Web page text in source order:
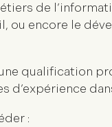
de
ou encore le
qualification
d’expérience
: